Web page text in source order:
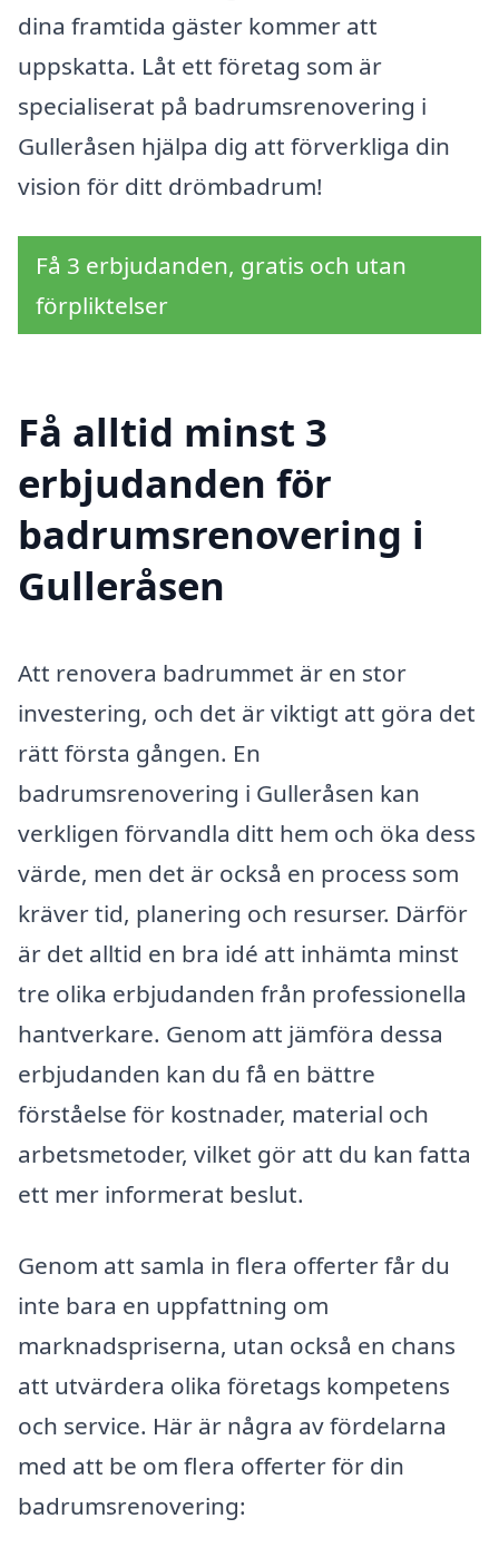
dina framtida gäster kommer att
uppskatta. Låt ett företag som är
specialiserat på badrumsrenovering i
Gulleråsen hjälpa dig att förverkliga din
vision för ditt drömbadrum!
Få 3 erbjudanden, gratis och utan
förpliktelser
Få alltid minst 3
erbjudanden för
badrumsrenovering i
Gulleråsen
Att renovera badrummet är en stor
investering, och det är viktigt att göra det
rätt första gången. En
badrumsrenovering i Gulleråsen kan
verkligen förvandla ditt hem och öka dess
värde, men det är också en process som
kräver tid, planering och resurser. Därför
är det alltid en bra idé att inhämta minst
tre olika erbjudanden från professionella
hantverkare. Genom att jämföra dessa
erbjudanden kan du få en bättre
förståelse för kostnader, material och
arbetsmetoder, vilket gör att du kan fatta
ett mer informerat beslut.
Genom att samla in flera offerter får du
inte bara en uppfattning om
marknadspriserna, utan också en chans
att utvärdera olika företags kompetens
och service. Här är några av fördelarna
med att be om flera offerter för din
badrumsrenovering: